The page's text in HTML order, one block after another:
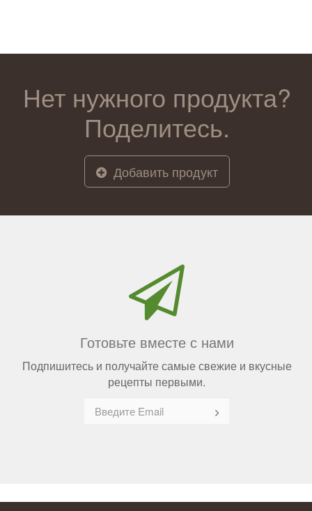
Нет нужного продукта?
Поделитесь.
Добавить продукт
Готовьте вместе с нами
Подпишитесь и получайте самые свежие и вкусные
рецепты первыми.